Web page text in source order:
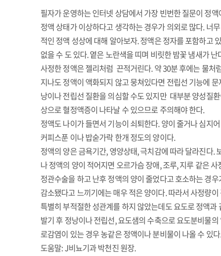
필자가 운영하는 인터넷 상담에서 가장 빈번한 질문이 정
정액 상태가 이상하다고 생각하는 경우가 의외로 많다. 너
적인 정액 성상에 대해 알아보자. 정액은 정자를 포함하고
없을 수 도 있다. 옅은 노란색을 띠며 비릿한 밤꽃 냄새가 난
사정한 정액은 젤리처럼 끈적거린다. 약 30분 후에는 물
지나도 정액이 액화되지 않고 뭉쳐있다면 전립선 기능에
낭이나 전립선 질환을 의심할 수도 있지만 대부분 양성질
상으로 혈정액증이 나타날 수 있으므로 주의해야 한다.
정액도 나이가 들면서 기능이 쇠퇴한다. 양이 줄거나 심지
커피스푼 이나 밥숟가락 한개 정도의 양이다.
정액의 양은 금욕기간, 영양상태, 극치감에 따라 달라진다
나 정액의 양이 적어지면 오르가슴 장애, 조루, 지루 같은
정관수술을 하고 난후 정액의 양이 줄었다고 호소하는 경
감소됐다고 느끼기에는 매우 적은 양이다. 따라서 사정량
특별히 부적절한 성관계를 하지 않았는데도 요도로 정액
발기 후 정낭이나 전립선, 요도샘의 수축으로 요도분비물
로감염이 있는 경우 농같은 정액이나 분비물이 나올 수 있
도움말: J비뇨기과 박천진 원장.